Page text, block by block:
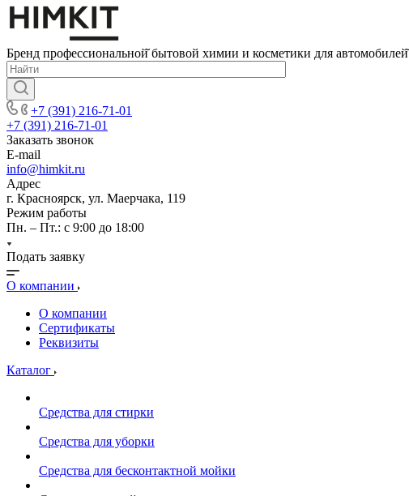
Бренд профессиональной̆ бытовой химии и косметики для автомобилей̆
+7 (391) 216-71-01
+7 (391) 216-71-01
Заказать звонок
E-mail
info@himkit.ru
Адрес
г. Красноярск, ул. Маерчака, 119
Режим работы
Пн. – Пт.: с 9:00 до 18:00
Подать заявку
О компании
О компании
Сертификаты
Реквизиты
Каталог
Средства для стирки
Средства для уборки
Средства для бесконтактной мойки